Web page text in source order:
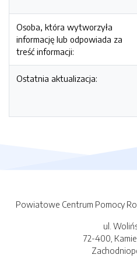
Osoba, która wytworzyła
informację lub odpowiada za
treść informacji:
Ostatnia aktualizacja:
Powiatowe Centrum Pomocy
ul.
72-400,